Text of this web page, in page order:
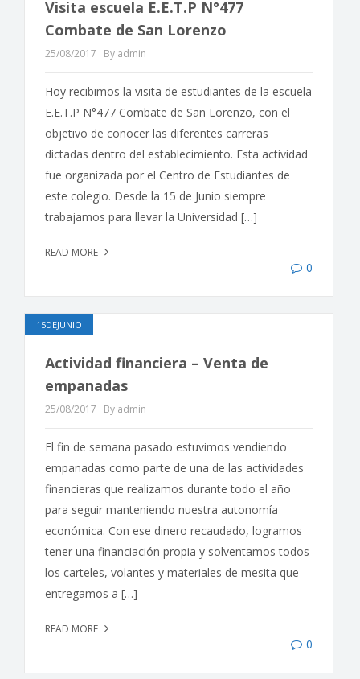
Visita escuela E.E.T.P N°477
Combate de San Lorenzo
25/08/2017 By admin
Hoy recibimos la visita de estudiantes de la escuela
E.E.T.P N°477 Combate de San Lorenzo, con el
objetivo de conocer las diferentes carreras
dictadas dentro del establecimiento. Esta actividad
fue organizada por el Centro de Estudiantes de
este colegio. Desde la 15 de Junio siempre
trabajamos para llevar la Universidad […]
READ MORE
0
15DEJUNIO
Actividad financiera – Venta de
empanadas
25/08/2017 By admin
El fin de semana pasado estuvimos vendiendo
empanadas como parte de una de las actividades
financieras que realizamos durante todo el año
para seguir manteniendo nuestra autonomía
económica. Con ese dinero recaudado, logramos
tener una financiación propia y solventamos todos
los carteles, volantes y materiales de mesita que
entregamos a […]
READ MORE
0